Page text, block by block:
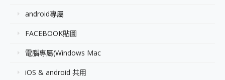
android專屬
FACEBOOK貼圖
電腦專屬(Windows Mac
iOS & android 共用